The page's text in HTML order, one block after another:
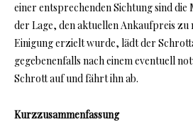
einer entsprechenden Sichtung sind
der Lage, den aktuellen Ankaufpreis zu
Einigung erzielt wurde, lädt der
gegebenenfalls nach einem eventuell
Schrott auf und fährt ihn ab.
Kurzzusammenfassung